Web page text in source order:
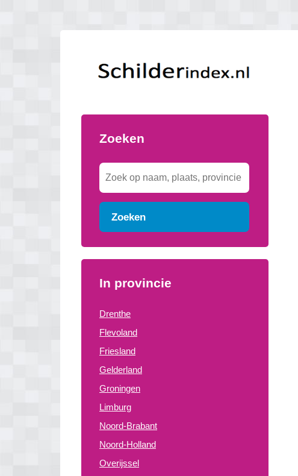
Zoeken
Zoeken
In provincie
Drenthe
Flevoland
Friesland
Gelderland
Groningen
Limburg
Noord-Brabant
Noord-Holland
Overijssel